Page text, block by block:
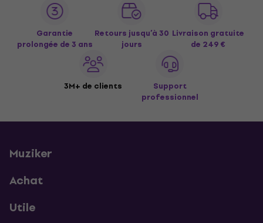
Garantie
prolongée de 3 ans
Retours jusqu’à 30
jours
Livraison gratuite
de 249 €
3M+ de clients
Support
professionnel
Muziker
Achat
Utile